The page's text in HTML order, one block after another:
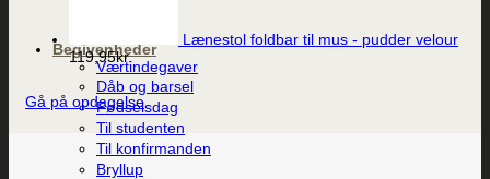
Begivenheder
Værtindegaver
Dåb og barsel
Fødselsdag
Til studenten
Til konfirmanden
Bryllup
Lænestol foldbar til mus - pudder velour
119,95kr.
Gå på opdagelse